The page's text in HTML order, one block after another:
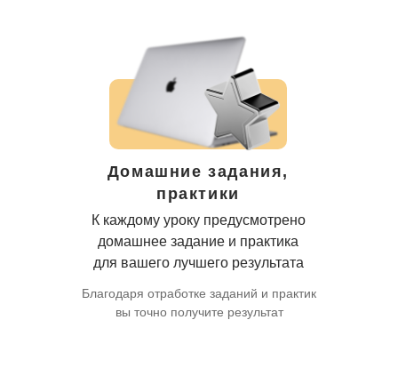
К каждому уроку предусмотрено
домашнее задание и практика
для вашего лучшего результата
Домашние задания,
практики
Благодаря отработке заданий и практик
вы точно получите результат